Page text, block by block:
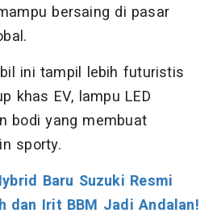
bersaing di pasar
ini tampil lebih futuristis
khas EV, lampu LED
bodi yang membuat
sporty.
Baru Suzuki Resmi
dan Irit BBM Jadi Andalan!